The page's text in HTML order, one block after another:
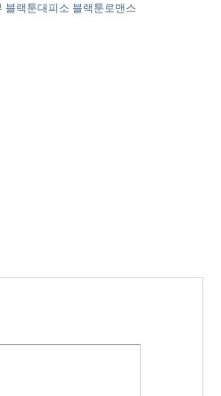
블랙툰대피소 블랙툰로맨스